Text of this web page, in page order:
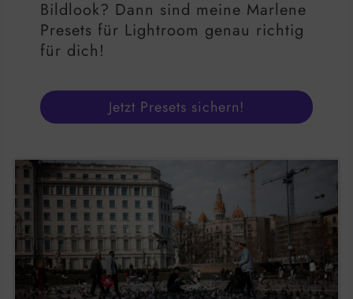
Bildlook? Dann sind meine Marlene
Presets für Lightroom genau richtig
für dich!
Jetzt Presets sichern!